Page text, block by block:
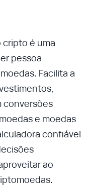
cripto é uma
pessoa
Facilita a
conversões
e moedas
confiável
ao